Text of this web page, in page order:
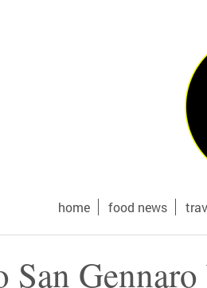
home food news
San